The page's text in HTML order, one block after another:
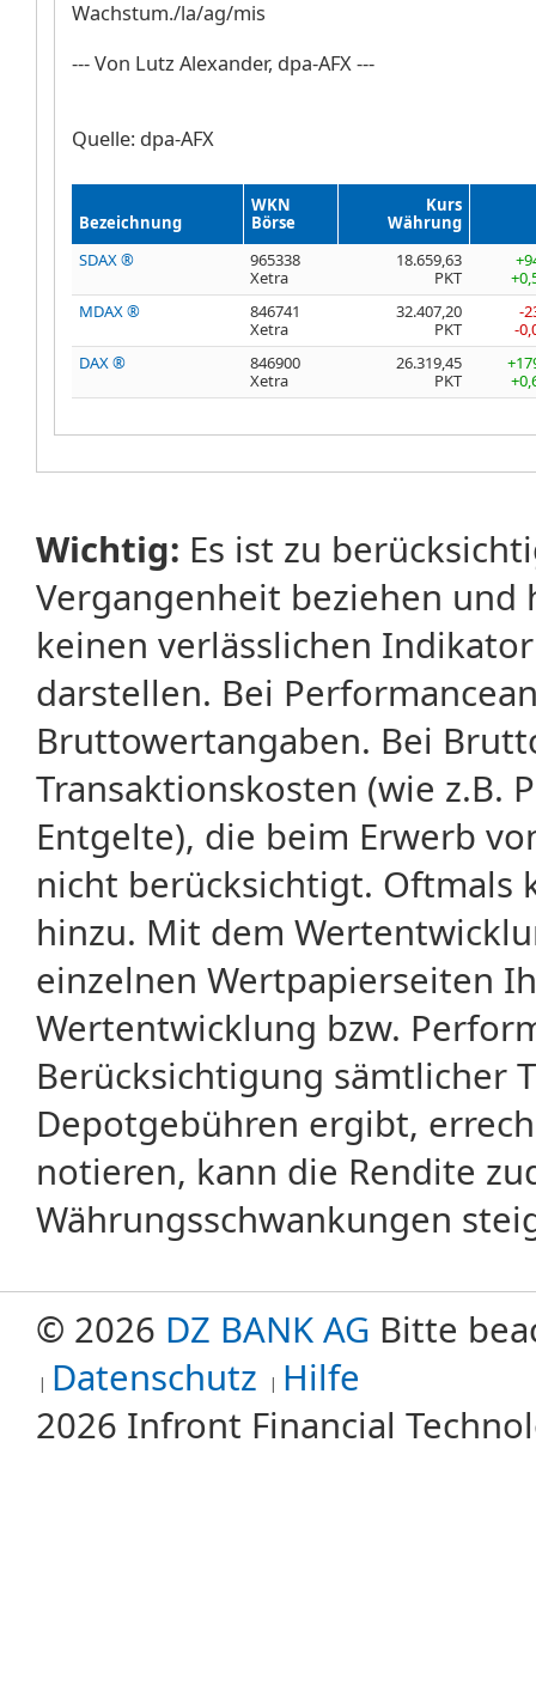
Wachstum./la/ag/mis
--- Von Lutz Alexander, dpa-AFX ---
Quelle: dpa-AFX
Bezeichnung
WKN
Börse
Kurs
Währung
SDAX ®
965338
Xetra
18.659,63
PKT
MDAX ®
846741
Xetra
32.407,20
PKT
-
-
DAX ®
846900
Xetra
26.319,45
PKT
Wichtig: Es ist zu
Vergangenheit beziehen
keinen verlässlichen
darstellen. Bei
Bruttowertangaben. Bei
Transaktionskosten (wie z.B.
Entgelte), die beim Erwerb
nicht berücksichtigt. Oftmals
hinzu. Mit dem
einzelnen Wertpapierseiten
Wertentwicklung bzw.
Berücksichtigung sämtlicher
Depotgebühren ergibt,
notieren, kann die Rendite
Währungsschwankungen
© 2026 DZ BANK AG Bitte
Datenschutz Hilfe
2026 Infront Financial